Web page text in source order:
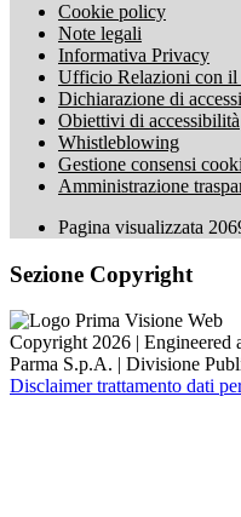
Cookie policy
Note legali
Informativa Privacy
Ufficio Relazioni con il
Dichiarazione di
Obiettivi di accessibilità
Whistleblowing
Gestione consensi
Amministrazione
Pagina visualizzata
Sezione Copyright
Copyright 2026 | Engineered
Parma S.p.A. | Divisione
Disclaimer trattamento dati